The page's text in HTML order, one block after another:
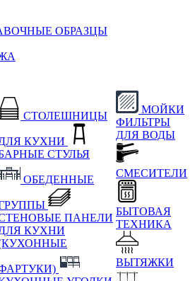
ОБРАЗЦЫ
СТОЛЕШНИЦЫ
КУХНИ
СТУЛЬЯ
ОБЕДЕННЫЕ
ПАНЕЛИ
КУХНИ
МОЙКИ
ФИЛЬТРЫ
ДЛЯ ВОДЫ
СМЕСИТЕЛИ
БЫТОВАЯ
ТЕХНИКА
ВЫТЯЖКИ